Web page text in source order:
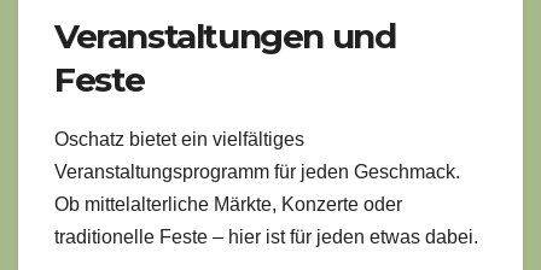
Veranstaltungen und
Feste
Oschatz bietet ein vielfältiges
Veranstaltungsprogramm für jeden Geschmack.
Ob mittelalterliche Märkte, Konzerte oder
traditionelle Feste – hier ist für jeden etwas dabei.